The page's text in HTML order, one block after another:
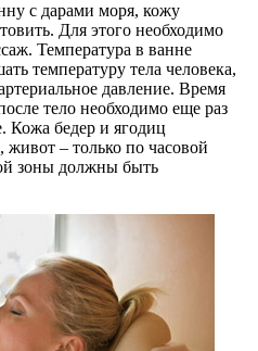
с дарами моря, кожу
Для этого необходимо
Температура в ванне
температуру тела человека,
давление. Время
тело необходимо еще раз
Кожа бедер и ягодиц
живот – только по часовой
зоны должны быть